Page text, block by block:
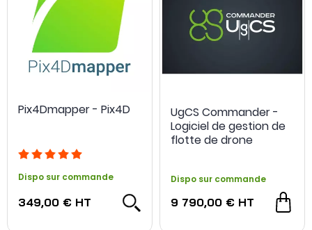
Pix4Dmapper - Pix4D
Dispo sur commande
349,00 € HT
UgCS Commander -
Logiciel de gestion de
flotte de drone
Dispo sur commande
9 790,00 € HT